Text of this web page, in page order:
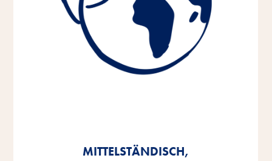
MITTELSTÄNDISCH,
MITTELSTÄNDISCH,
MITTELSTÄNDISCH,